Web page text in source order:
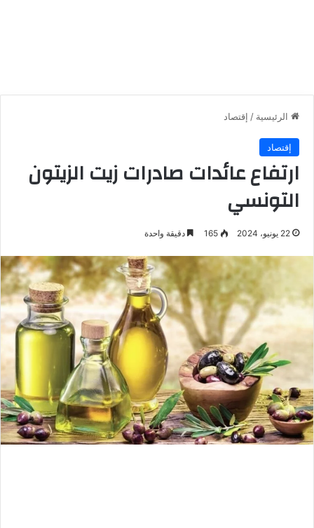
الرئيسية / إقتصاد
إقتصاد
ارتفاع عائدات صادرات زيت الزيتون
التونسي
22 يونيو، 2024 165 دقيقة واحدة